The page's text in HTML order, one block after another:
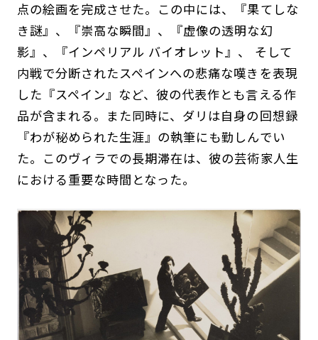
点の絵画を完成させた。この中には、『果てしな
き謎』、『崇高な瞬間』、『虚像の透明な幻
影』、『インペリアル バイオレット』、 そして
内戦で分断されたスペインへの悲痛な嘆きを表現
した『スペイン』など、彼の代表作とも言える作
品が含まれる。また同時に、ダリは自身の回想録
『わが秘められた生涯』の執筆にも勤しんでい
た。このヴィラでの⻑期滞在は、彼の芸術家人生
における重要な時間となった。